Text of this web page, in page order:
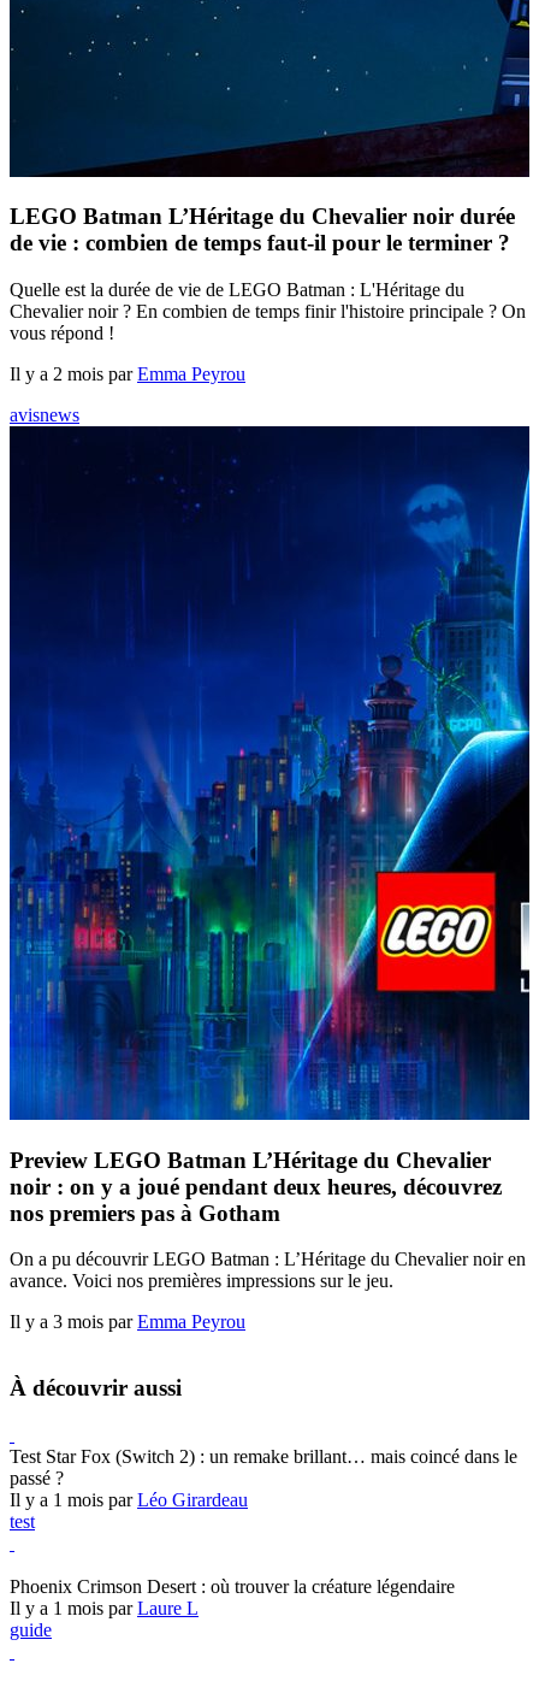
LEGO Batman L’Héritage du Chevalier noir durée
de vie : combien de temps faut-il pour le terminer ?
Quelle est la durée de vie de LEGO Batman : L'Héritage du
Chevalier noir ? En combien de temps finir l'histoire principale ? On
vous répond !
Il y a 2 mois parEmma Peyrou
avisnews
Preview LEGO Batman L’Héritage du Chevalier
noir : on y a joué pendant deux heures, découvrez
nos premiers pas à Gotham
On a pu découvrir LEGO Batman : L’Héritage du Chevalier noir en
avance. Voici nos premières impressions sur le jeu.
Il y a 3 mois parEmma Peyrou
À découvrir aussi
Test Star Fox (Switch 2) : un remake brillant… mais coincé dans le
passé ?
Il y a 1 mois parLéo Girardeau
test
Phoenix Crimson Desert : où trouver la créature légendaire
Il y a 1 mois parLaure L
guide